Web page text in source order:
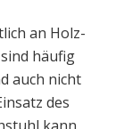
an Holz-
häufig
auch nicht
des